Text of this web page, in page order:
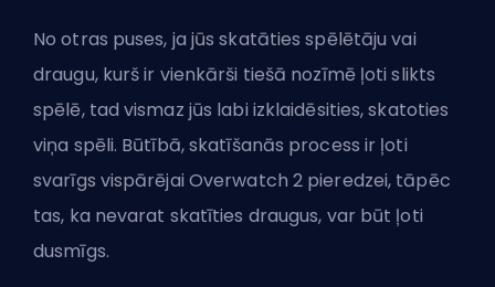
No otras puses, ja jūs skatāties spēlētāju vai
draugu, kurš ir vienkārši tiešā nozīmē ļoti slikts
spēlē, tad vismaz jūs labi izklaidēsities, skatoties
viņa spēli. Būtībā, skatīšanās process ir ļoti
svarīgs vispārējai Overwatch 2 pieredzei, tāpēc
tas, ka nevarat skatīties draugus, var būt ļoti
dusmīgs.